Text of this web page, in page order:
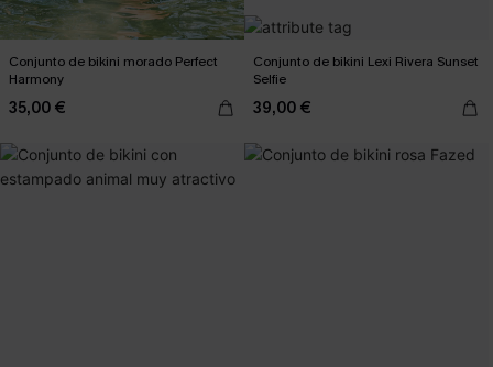
Conjunto de bikini morado Perfect
Harmony
35,00 €
Conjunto de bikini Lexi Rivera Sunset
Selfie
39,00 €